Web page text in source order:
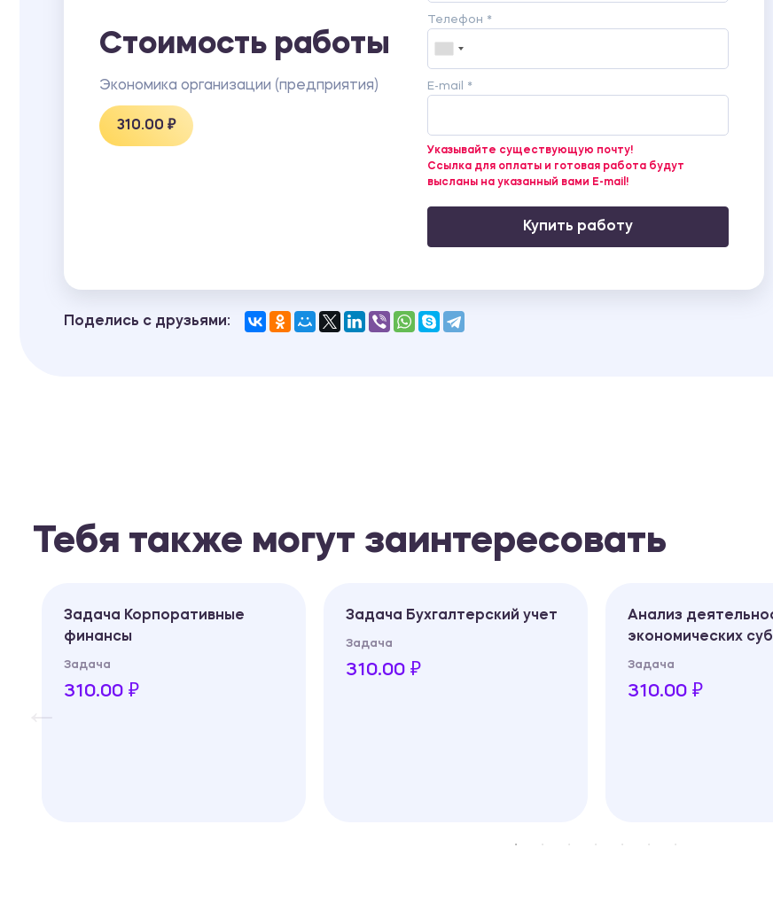
Стоимость работы
Экономика организации (предприятия)
310.00 ₽
Телефон *
E-mail *
Указывайте существующую почту!
Ссылка для оплаты и готовая работа будут
высланы на указанный вами E-mail!
Купить работу
Поделись с друзьями:
Тебя также могут заинтересовать
Задача Корпоративные
финансы
310.00 ₽
Задача Бухгалтерский учет
310.00 ₽
Анализ деятельности
экономических субъектов
310.00 ₽